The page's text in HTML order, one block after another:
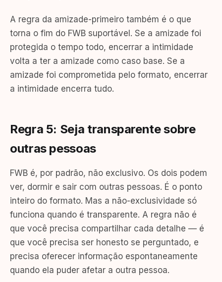
A regra da amizade-primeiro também é o que
torna o fim do FWB suportável. Se a amizade foi
protegida o tempo todo, encerrar a intimidade
volta a ter a amizade como caso base. Se a
amizade foi comprometida pelo formato, encerrar
a intimidade encerra tudo.
Regra 5: Seja transparente sobre
outras pessoas
FWB é, por padrão, não exclusivo. Os dois podem
ver, dormir e sair com outras pessoas. É o ponto
inteiro do formato. Mas a não-exclusividade só
funciona quando é transparente. A regra não é
que você precisa compartilhar cada detalhe — é
que você precisa ser honesto se perguntado, e
precisa oferecer informação espontaneamente
quando ela puder afetar a outra pessoa.